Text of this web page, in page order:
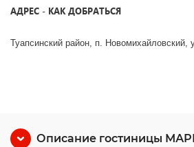
АДРЕС - КАК ДОБРАТЬСЯ
Туапсинский район, п. Новомихайловский,
Описание гостиницы